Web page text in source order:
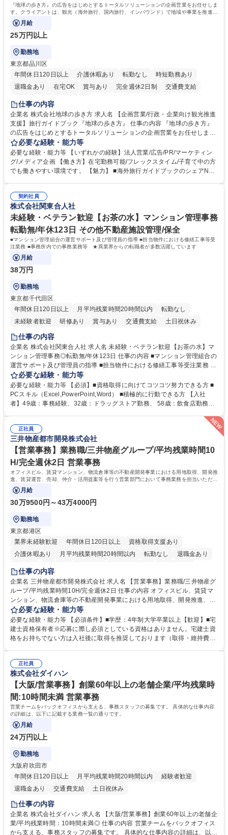
『地球の歩き方』の広告をはじめとするトータルソリューションの企画営業をお任せしま
す。クライアントは、観光（海外旅行、国内旅行、インバウンド）で地域や事業を推進し
たい国内外の行政や企業です。
月給
25万円以上
勤務地
東京都品川区
年間休日120日以上
介護休暇あり 転勤なし
時短勤務あり
退職金あり
在宅OK 賞与あり 完全週休2日制
交通費支給
駅近5分以内
仕事の内容
企業名 株式会社地球の歩き方 求人名 【企画営業/行政・企業向け観光推進
支援】旅行ガイドブック『地球の歩き方』 仕事の内容 『地球の歩き方』
の広告をはじめとするトータルソリューションの企画営業をお任せしま
す。クライアントは、観光（海外旅行、国内旅行、インバウンド）で地域
や事業を推進したい国内外の行政や企業です。 【業務詳細】■『地球の歩
き方』は海外旅行ガイドブックのNo.1ブランドであり、国内旅行において
も牽引しております。観光推進支援においても、業界を牽引する意欲的な
に、インバウンドのトップブランドに成長しております■旅が業務であ
り、日常です。旅好きにはこれ以上ない環境です 募集職種 【企画営業/行
政・企業向け観光推進支援】旅行ガイドブック『地球の歩き方』
必要な経験・能力等
必要な経験・能力等 【いずれかの経験】法人営業/広告/PR/マーケティン
グ/メディア企画 【働き方】在宅勤務可能/フレックスタイム/子育て中の方
でも働きやすい環境です。 【魅力】 ■海外旅行ガイドブックのシェアNo.1
であり、「地球の歩き方」としてどう取り組むか、共に形を作るコアメン
バーとして活躍いただきます。 学歴・資格 学歴：大学院 大学 語学力： 資
格：
契約社員
株式会社関東合人社
未経験・ベテラン歓迎【お茶の水】マンション管理事務
転勤無/年休123日 その他不動産施設管理/保全
■マンション管理組合の運営サポート及び管理員の指導 ■担当物件における修繕工事等受
注業務 ■事務所内での事務業務等 ★異業界からの転職者が多数活躍しています
月給
38万円
勤務地
東京都千代田区
年間休日120日以上
月平均残業時間20時間以内
転勤なし
未経験者歓迎
研修あり 賞与あり 交通費支給 土日祝休み
仕事の内容
企業名 株式会社関東合人社 求人名 未経験・ベテラン歓迎【お茶の水】マ
ンション管理事務◎転勤無/年休123日 仕事の内容 ■マンション管理組合の
運営サポート及び管理員の指導 ■担当物件における修繕工事等受注業務 ■
事務所内での事務業務等 ★異業界からの転職者が多数活躍しています
【年収補足】532万円 ＋別途インセンティヴで平均約100万円/年（昨年度
実績） ＋管理業務主任者資格手当50,000円/月 ★親会社である株式会社合
人社計画研究所社のグループ会社として、質の高いサービスと適性価格を
募集職種 未経験・ベテラン歓迎【お茶の水】マンション管理事務◎転勤
無/年休123日
必要な経験・能力等
必要な経験・能力等 【必須】■資格取得に向けてコツコツ努力できる方 ■
PCスキル（Excel,PowerPoint,Word） ■積極的に行動できる方 【入社
者】49歳：事務経験、32歳：ドラッグストア勤務、 58歳：飲食店勤務
試や研修制度など充実！ ＊未資格者の8割以上が入社2年以内に資格を取
得出来ております！ 【魅力】■フレックス制度、未経験からでも下限年収
を一律支給！ ■管理業務主任者資格取得後には50,000円/月の手当あり！
学歴・資格 学歴：大学院 大学 高専 短大 専修学校 高校 語学力： 資格：第
一種運転免許普通自動車
正社員
三井物産都市開発株式会社
【営業事務】業務職/三井物産グループ/平均残業時間10
H/完全週休2日 営業事務
オフィスビル、賃貸マンション、物流倉庫等の不動産開発事業における用地取得、開発推
進、賃貸運営、売却、仲介・活用提案等を行う営業部門において事務業務を担当いただき
ます。
月給
30万9500円～43万4000円
勤務地
東京都港区
業界未経験歓迎
年間休日120日以上
資格取得支援あり
介護休暇あり
月平均残業時間20時間以内 転勤なし
退職金あり
在宅OK
賞与あり
駅近5分以内
土日祝休み 寮・社宅あり
仕事の内容
企業名 三井物産都市開発株式会社 求人名 【営業事務】業務職/三井物産グ
ループ/平均残業時間10H/完全週休2日 仕事の内容 オフィスビル、賃貸マ
ンション、物流倉庫等の不動産開発事業における用地取得、開発推進、賃
貸運営、売却、仲介・活用提案等を行う営業部門において事務業務を担当
いただきます。 【詳細】・契約書管理、契約書製本、捺印対応、ファイリ
ング、登記簿取得、調書取得・支払業務（各種費用支払、支払管理、請
求・支払データ登録、取引先マスター申請対応）・予算作成及び予実管
の他に担当頂く業務が発生する場合があります。 募集職種 【営業事務】
業務職/三井物産グループ/平均残業時間10H/完全週休2日
必要な経験・能力等
必要な経験・能力等 【必須条件】■学歴：4年制大学卒業以上【歓迎】■宅
建士資格保有者※応募に際し必須としている資格はありません。宅建士資
格をお持ちでない方は入社後に取得を推奨しております（取得・維持費用
ション力がある方。 ・チャレンジを厭わず、粘り強く業務に取り組める
方。多様な関係者と謙虚に信頼関係を構築でき、期限を意識したスケジュ
ール管理が出来る方。※将来的に他部署（営業部門、コーポレート部門）
へのジョブローテーションの可能性があります。 学歴・資格 学歴：大学
院 大学 語学力： 資格：宅地建物取引士
正社員
株式会社ダイハン
【大阪/営業事務】創業60年以上の老舗企業/平均残業時
間:10時間未満 営業事務
営業チームをバックオフィスから支える、事務スタッフの募集です。 具体的な仕事内容
の詳細は、以下に記載する業務一覧の通りです。
月給
24万円以上
勤務地
大阪府吹田市
年間休日120日以上
月平均残業時間20時間以内
経験者歓迎
退職金あり
交通費支給 土日祝休み
仕事の内容
企業名 株式会社ダイハン 求人名 【大阪/営業事務】創業60年以上の老舗企
業/平均残業時間：10時間未満◎ 仕事の内容 営業チームをバックオフィス
から支える、事務スタッフの募集です。 具体的な仕事内容の詳細は、以下